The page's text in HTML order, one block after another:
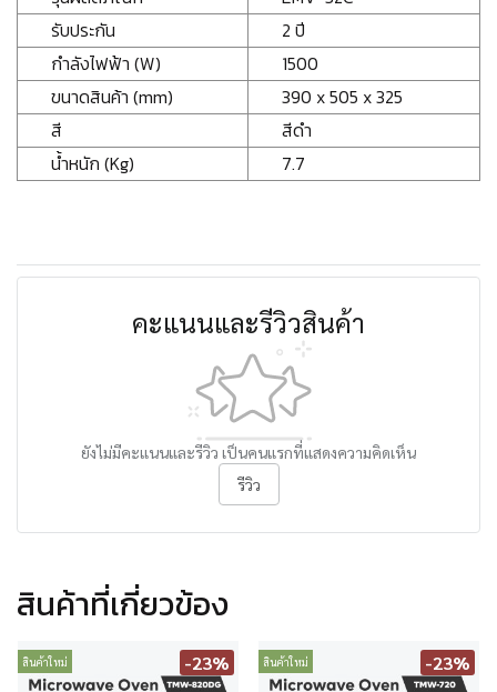
รับประกัน
2 ปี
กำลังไฟฟ้า (W)
1500
ขนาดสินค้า (mm)
390 x 505 x 325
สี
สีดำ
น้ำหนัก (Kg)
7.7
คะแนนและรีวิวสินค้า
ยังไม่มีคะแนนและรีวิว เป็นคนแรกที่แสดงความคิดเห็น
รีวิว
สินค้าที่เกี่ยวข้อง
สินค้าใหม่ -23% สินค้าใหม่ -23%